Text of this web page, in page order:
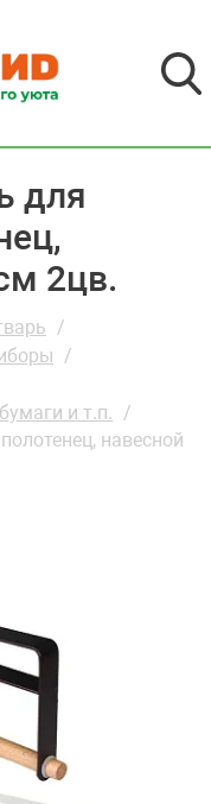
для
2цв.
и т.п.
навесной